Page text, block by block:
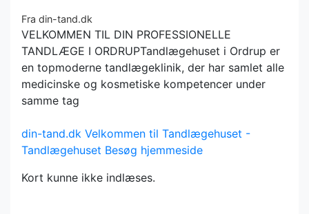
Fra din-tand.dk
VELKOMMEN TIL DIN PROFESSIONELLE
TANDLÆGE I ORDRUPTandlægehuset i Ordrup er
en topmoderne tandlægeklinik, der har samlet alle
medicinske og kosmetiske kompetencer under
samme tag
din-tand.dk Velkommen til Tandlægehuset -
Tandlægehuset Besøg hjemmeside
Kort kunne ikke indlæses.